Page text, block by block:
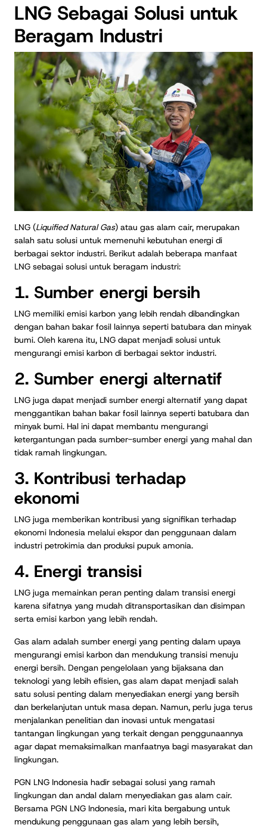
LNG Sebagai Solusi untuk
Beragam Industri
LNG (Liquified Natural Gas) atau gas alam cair, merupakan
salah satu solusi untuk memenuhi kebutuhan energi di
berbagai sektor industri. Berikut adalah beberapa manfaat
LNG sebagai solusi untuk beragam industri:
1. Sumber energi bersih
LNG memiliki emisi karbon yang lebih rendah dibandingkan
dengan bahan bakar fosil lainnya seperti batubara dan minyak
bumi. Oleh karena itu, LNG dapat menjadi solusi untuk
mengurangi emisi karbon di berbagai sektor industri.
2. Sumber energi alternatif
LNG juga dapat menjadi sumber energi alternatif yang dapat
menggantikan bahan bakar fosil lainnya seperti batubara dan
minyak bumi. Hal ini dapat membantu mengurangi
ketergantungan pada sumber-sumber energi yang mahal dan
tidak ramah lingkungan.
3. Kontribusi terhadap
ekonomi
LNG juga memberikan kontribusi yang signifikan terhadap
ekonomi Indonesia melalui ekspor dan penggunaan dalam
industri petrokimia dan produksi pupuk amonia.
4. Energi transisi
LNG juga memainkan peran penting dalam transisi energi
karena sifatnya yang mudah ditransportasikan dan disimpan
serta emisi karbon yang lebih rendah.
Gas alam adalah sumber energi yang penting dalam upaya
mengurangi emisi karbon dan mendukung transisi menuju
energi bersih. Dengan pengelolaan yang bijaksana dan
teknologi yang lebih efisien, gas alam dapat menjadi salah
satu solusi penting dalam menyediakan energi yang bersih
dan berkelanjutan untuk masa depan. Namun, perlu juga terus
menjalankan penelitian dan inovasi untuk mengatasi
tantangan lingkungan yang terkait dengan penggunaannya
agar dapat memaksimalkan manfaatnya bagi masyarakat dan
lingkungan.
PGN LNG Indonesia hadir sebagai solusi yang ramah
lingkungan dan andal dalam menyediakan gas alam cair.
Bersama PGN LNG Indonesia, mari kita bergabung untuk
mendukung penggunaan gas alam yang lebih bersih,